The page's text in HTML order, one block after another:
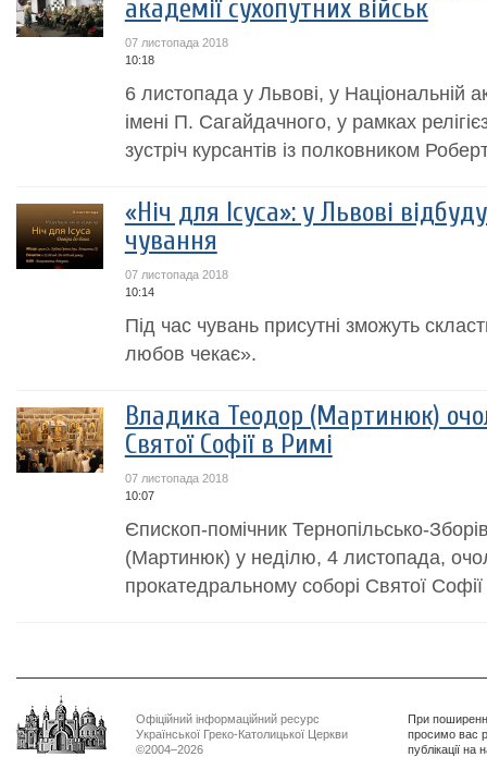
академії сухопутних військ
07 листопада 2018
10:18
6 листопада у Львові, у Національній
імені П. Сагайдачного, у рамках
зустріч курсантів із полковником
«Ніч для Ісуса»: у Львові
чування
07 листопада 2018
10:14
Під час чувань присутні зможуть
любов чекає».
Владика Теодор (Мартинюк)
Святої Софії в Римі
07 листопада 2018
10:07
Єпископ-помічник Тернопільсько-
(Мартинюк) у неділю, 4 листопада,
прокатедральному соборі Святої
Офіційний інформаційний ресурс
Української Греко-Католицької Церкви
©2004–2026
При
просимо вас
публікації на